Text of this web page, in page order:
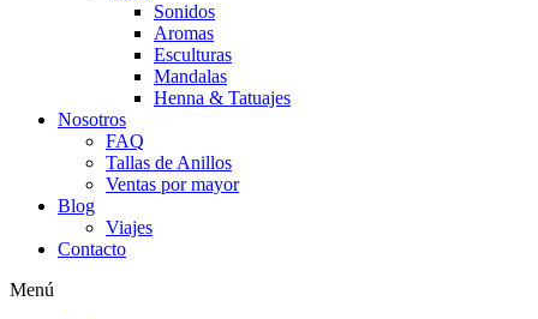
Sonidos
Aromas
Esculturas
Mandalas
Henna & Tatuajes
Nosotros
FAQ
Tallas de Anillos
Ventas por mayor
Blog
Viajes
Contacto
Menú